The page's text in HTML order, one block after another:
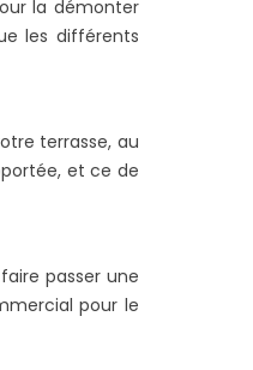
la démonter
les différents
terrasse, au
et ce de
passer une
pour le